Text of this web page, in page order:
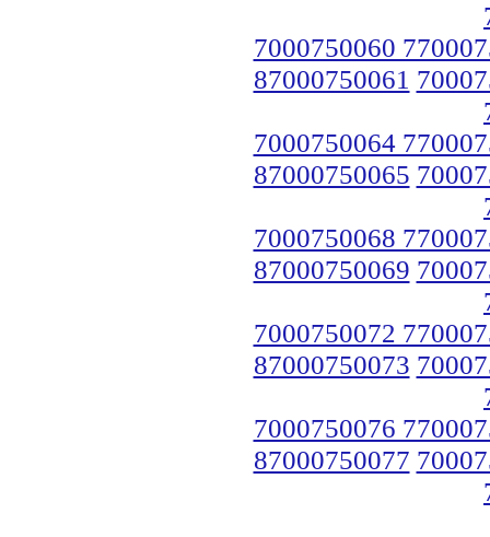
7000750060
87000750061
7000750064
87000750065
7000750068
87000750069
7000750072
87000750073
7000750076
87000750077